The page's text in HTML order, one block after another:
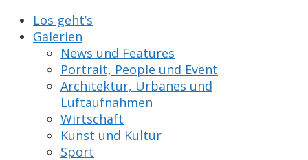
Los geht’s
Galerien
News und Features
Portrait, People und Event
Architektur, Urbanes und
Luftaufnahmen
Wirtschaft
Kunst und Kultur
Sport